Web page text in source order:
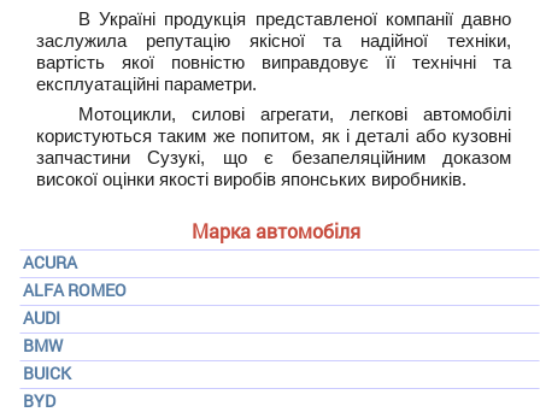
Марка автомобіля
ACURA
ALFA ROMEO
AUDI
BMW
BUICK
BYD
В Україні продукція представленої компанії давно
заслужила репутацію якісної та надійної техніки,
вартість якої повністю виправдовує її технічні та
експлуатаційні параметри.
Мотоцикли, силові агрегати, легкові автомобілі
користуються таким же попитом, як і деталі або кузовні
запчастини Сузукі, що є безапеляційним доказом
високої оцінки якості виробів японських виробників.